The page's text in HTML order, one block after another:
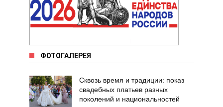
ФОТОГАЛЕРЕЯ
Сквозь время и традиции: показ
свадебных платьев разных
поколений и национальностей